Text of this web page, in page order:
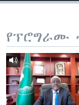
የፕሮግራሙ